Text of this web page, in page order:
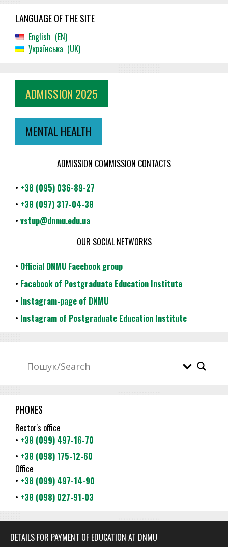
LANGUAGE OF THE SITE
English
EN
Українська
UK
ADMISSION 2025
MENTAL HEALTH
ADMISSION COMMISSION CONTACTS
• +38 (095) 036-89-27
• +38 (097) 317-04-38
• vstup@dnmu.edu.ua
OUR SOCIAL NETWORKS
• Official DNMU Facebook group
• Facebook of Postgraduate Education Institute
• Instagram-page of DNMU
• Instagram of Postgraduate Education Institute
PHONES
Rector's office
• +38 (099) 497-16-70
• +38 (098) 175-12-60
Office
• +38 (099) 497-14-90
• +38 (098) 027-91-03
DETAILS FOR PAYMENT OF EDUCATION AT DNMU